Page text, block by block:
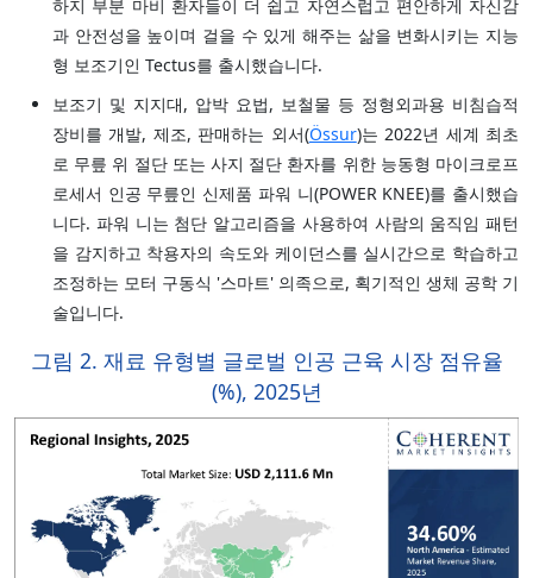
하지 부분 마비 환자들이 더 쉽고 자연스럽고 편안하게 자신감
과 안전성을 높이며 걸을 수 있게 해주는 삶을 변화시키는 지능
형 보조기인 Tectus를 출시했습니다.
보조기 및 지지대, 압박 요법, 보철물 등 정형외과용 비침습적
장비를 개발, 제조, 판매하는 외서(Össur)는 2022년 세계 최초
로 무릎 위 절단 또는 사지 절단 환자를 위한 능동형 마이크로프
로세서 인공 무릎인 신제품 파워 니(POWER KNEE)를 출시했습
니다. 파워 니는 첨단 알고리즘을 사용하여 사람의 움직임 패턴
을 감지하고 착용자의 속도와 케이던스를 실시간으로 학습하고
조정하는 모터 구동식 '스마트' 의족으로, 획기적인 생체 공학 기
술입니다.
그림 2. 재료 유형별 글로벌 인공 근육 시장 점유율
(%), 2025년